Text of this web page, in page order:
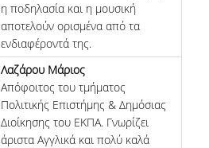
η ποδηλασία και η μουσική
αποτελούν ορισμένα από τα
ενδιαφέροντά της.
Λαζάρου Μάριος
Απόφοιτος του τμήματος
Πολιτικής Επιστήμης & Δημόσιας
Διοίκησης του ΕΚΠΑ. Γνωρίζει
άριστα Αγγλικά και πολύ καλά